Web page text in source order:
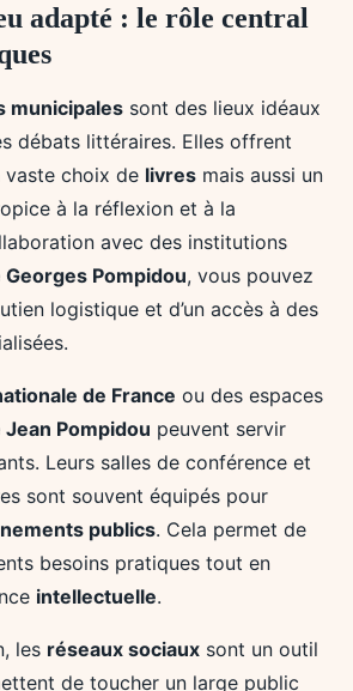
adapté : le rôle central
municipales sont des lieux idéaux
débats littéraires. Elles offrent
vaste choix de livres mais aussi un
à la réflexion et à la
avec des institutions
Pompidou, vous pouvez
logistique et d’un accès à des
de France ou des espaces
Pompidou peuvent servir
Leurs salles de conférence et
sont souvent équipés pour
publics. Cela permet de
besoins pratiques tout en
intellectuelle.
les réseaux sociaux sont un outil
de toucher un large public